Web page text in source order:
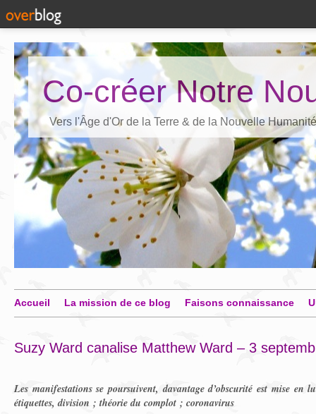
Co-créer Notre
Vers l'Âge d'Or de la Terre & de la Nouvelle Humanité
Accueil La mission de ce blog Faisons connaissance
Suzy Ward canalise Matthew Ward – 3
Les manifestations se poursuivent, davantage d’obscurité est mise en
étiquettes, division ; théorie du complot ; coronavirus